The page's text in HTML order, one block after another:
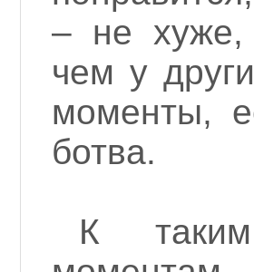
– не
чем у
моменты,
ботва.
К